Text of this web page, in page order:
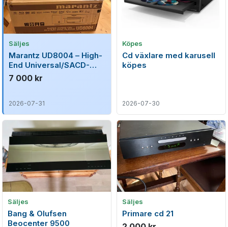
Säljes
Marantz UD8004 – High-
End Universal/SACD-
spelare (Komplett m.
originalkartong)
7 000 kr
2026-07-31
Köpes
Cd växlare med karusell
köpes
2026-07-30
Säljes
Bang & Olufsen
Beocenter 9500
Säljes
Primare cd 21